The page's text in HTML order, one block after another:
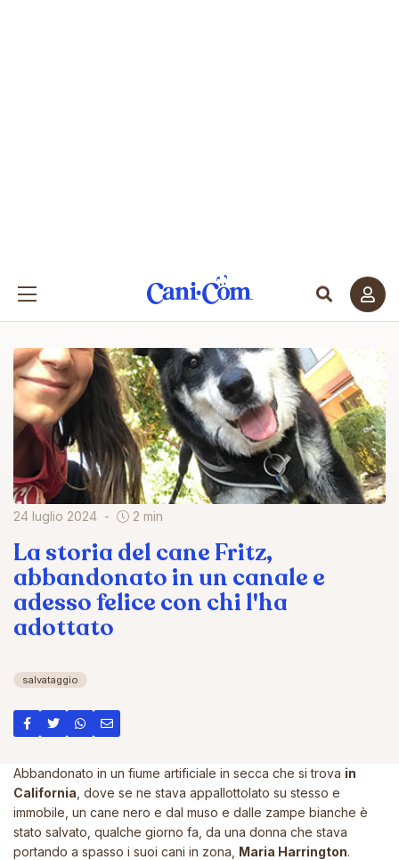
24 luglio 2024 2 min
La storia del cane Fritz,
abbandonato in un canale e
adesso felice con chi l'ha
adottato
salvataggio
Abbandonato in un fiume artificiale in secca che si trova in
California , dove se ne stava appallottolato su stesso e
immobile, un cane nero e dal muso e dalle zampe bianche è
stato salvato, qualche giorno fa, da una donna che stava
portando a spasso i suoi cani in zona, Maria Harrington.